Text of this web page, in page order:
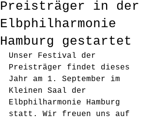
Preisträger in der
Elbphilharmonie
Hamburg gestartet
Unser Festival der
Preisträger findet dieses
Jahr am 1. September im
Kleinen Saal der
Elbphilharmonie Hamburg
statt. Wir freuen uns auf